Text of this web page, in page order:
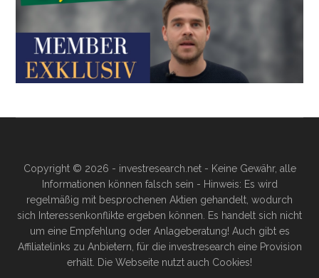
Copyright © 2026 - investresearch.net - Keine Gewähr, alle
Informationen können falsch sein - Hinweis: Es wird
regelmäßig mit besprochenen Aktien gehandelt, wodurch
sich Interessenkonflikte ergeben können. Es handelt sich nicht
um eine Empfehlung oder Anlageberatung! Auch gibt es
Affiliatelinks zu Anbietern, für die investresearch eine Provision
erhält. Die Webseite nutzt auch Cookies!